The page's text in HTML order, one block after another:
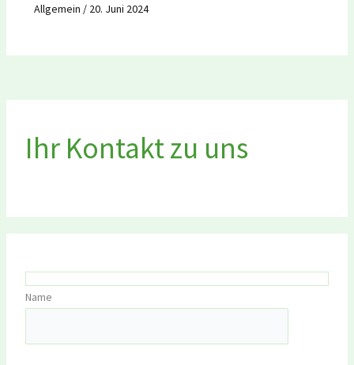
Allgemein / 20. Juni 2024
Ihr Kontakt zu uns
Name